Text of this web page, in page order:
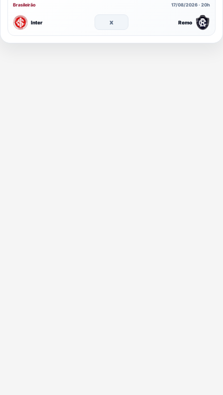
Brasileirão 17/08/2026 · 20h
Inter x Remo